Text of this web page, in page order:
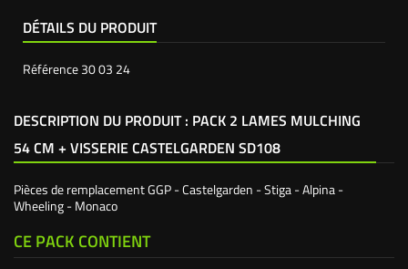
DÉTAILS DU PRODUIT
Référence30 03 24
DESCRIPTION DU PRODUIT : PACK 2 LAMES MULCHING
54 CM + VISSERIE CASTELGARDEN SD108
Pièces de remplacement GGP - Castelgarden - Stiga - Alpina -
Wheeling - Monaco
CE PACK CONTIENT